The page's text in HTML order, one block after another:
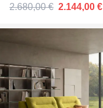
2.680,00 € 2.144,00 €